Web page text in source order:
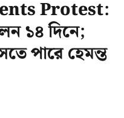
Protest:
১৪ দিনে;
পারে হেমন্ত